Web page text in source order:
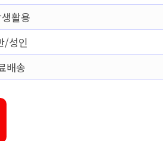
활용
/성인
배송